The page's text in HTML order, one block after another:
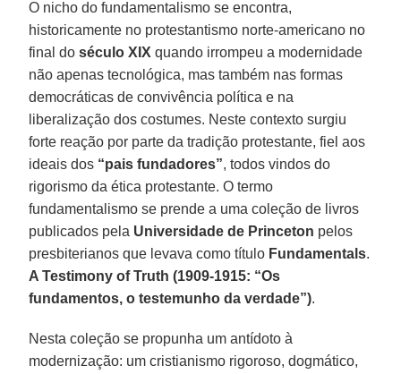
O nicho do fundamentalismo se encontra,
historicamente no protestantismo norte-americano no
final doséculo XIX quando irrompeu a modernidade
não apenas tecnológica, mas também nas formas
democráticas de convivência política e na
liberalização dos costumes. Neste contexto surgiu
forte reação por parte da tradição protestante, fiel aos
ideais dos “pais fundadores”, todos vindos do
rigorismo da ética protestante. O termo
fundamentalismo se prende a uma coleção de livros
publicados pela Universidade de Princeton pelos
presbiterianos que levava como título Fundamentals.
A Testimony of Truth (1909-1915: “Os
fundamentos, o testemunho da verdade”).
Nesta coleção se propunha um antídoto à
modernização: um cristianismo rigoroso, dogmático,